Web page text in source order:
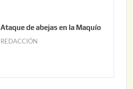
Ataque de abejas en la Maquío
REDACCIÓN
o